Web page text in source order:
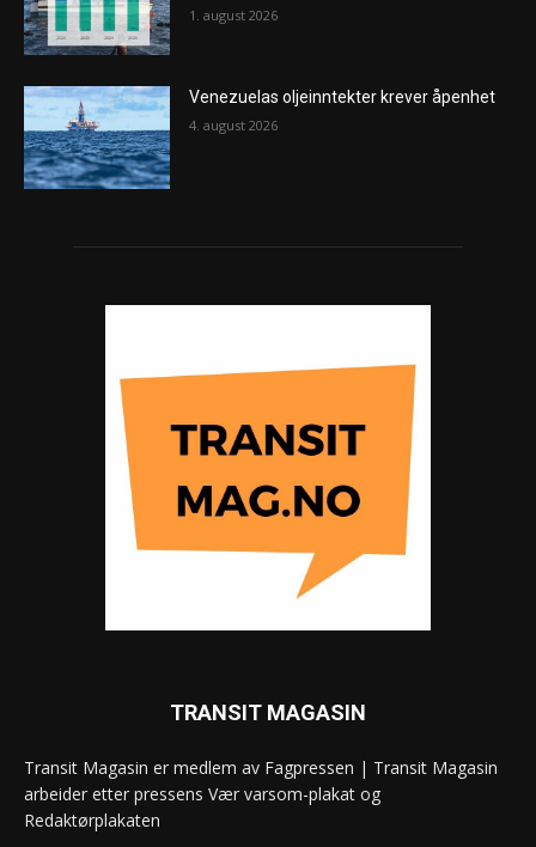
1. august 2026
Venezuelas oljeinntekter krever åpenhet
4. august 2026
TRANSIT MAGASIN
Transit Magasin er medlem av Fagpressen | Transit Magasin
arbeider etter pressens Vær varsom-plakat og
Redaktørplakaten